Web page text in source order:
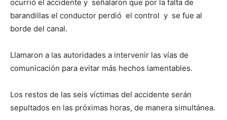
ocurrió el accidente y señalaron que por la falta de
barandillas el conductor perdió el control y se fue al
borde del canal.
Llamaron a las autoridades a intervenir las vías de
comunicación para evitar más hechos lamentables.
Los restos de las seis víctimas del accidente serán
sepultados en las próximas horas, de manera simultánea.